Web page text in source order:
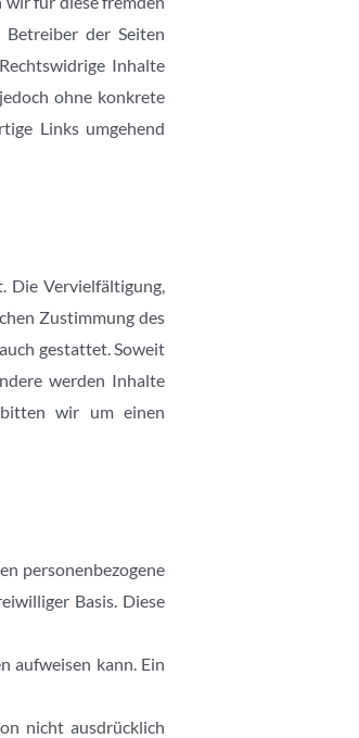
der Seiten
Inhalte
ohne konkrete
Links umgehend
Die Vervielfältigung,
Zustimmung des
gestattet. Soweit
werden Inhalte
bitten wir um einen
personenbezogene
Basis. Diese
aufweisen kann. Ein
nicht ausdrücklich